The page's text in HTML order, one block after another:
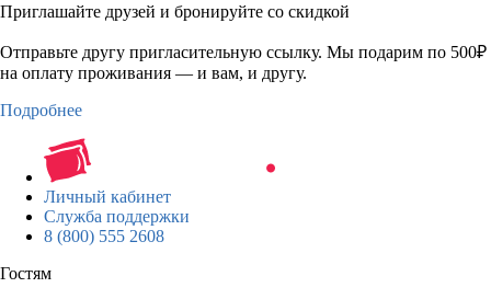
Приглашайте друзей и бронируйте со скидкой
Отправьте другу пригласительную ссылку. Мы подарим по 500₽
на оплату проживания — и вам, и другу.
Подробнее
Личный кабинет
Служба поддержки
8 (800) 555 2608
Гостям